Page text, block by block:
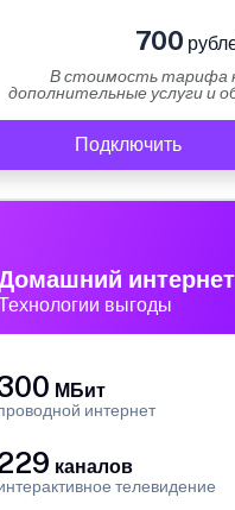
700
В стоимость тарифа
дополнительные услуги и
Подключить
интернет
выгоды
МБит
интернет
каналов
телевидение